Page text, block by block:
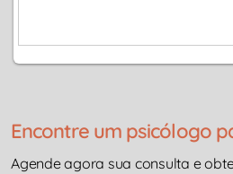
Encontre um psicólogo
Agende agora sua consulta e